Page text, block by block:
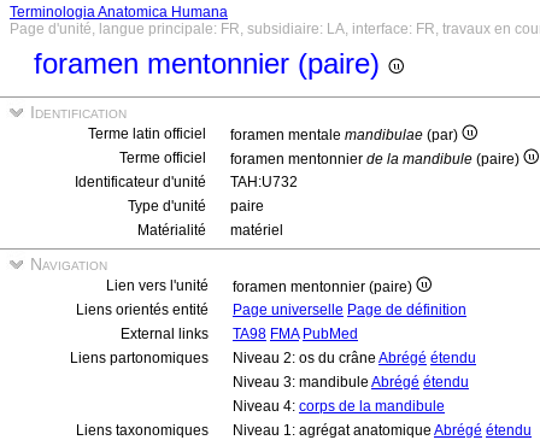
Terminologia Anatomica Humana
Page d'unité, langue principale: FR, subsidiaire: LA, interface: FR, travaux en
foramen mentonnier (paire)
Identification
Terme latin officiel foramen mentale mandibulae (par)
Terme officiel
foramen mentonnier de la mandibule (paire)
Identificateur d'unité
TAH:U732
Type d'unité
paire
Matérialité
matériel
Navigation
Lien vers l'unité
foramen mentonnier (paire)
Liens orientés entité
Page universelle Page de définition
External links
TA98 FMA PubMed
Liens partonomiques
Niveau 2: os du crâne Abrégé étendu
Niveau 3: mandibule Abrégé étendu
Niveau 4: corps de la mandibule
Liens taxonomiques
Niveau 1: agrégat anatomique Abrégé étendu